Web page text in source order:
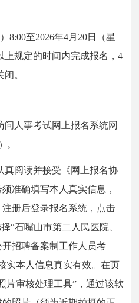
8:00至2026年4月20日（星
上规定的时间内完成报名，4
。
人事考试网上报名系统网
。
真阅读并接受《网上报名协
准确填写本人真实信息，
册后登录报名系统，点击
“石嘴山市第二人民医院、
招聘备案制工作人员考
实本人信息真实有效。在页
片审核处理工具”，通过该软